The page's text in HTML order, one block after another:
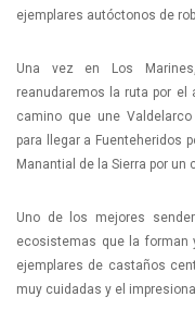
ejemplares autóctonos de
Una vez en Los
reanudaremos la ruta por el
camino que une
para llegar a Fuenteheridos
Manantial de la Sierra por
Uno de los mejores
ecosistemas que la forman
ejemplares de castaños
muy cuidadas y el